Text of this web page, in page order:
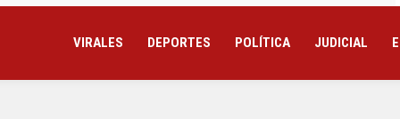
VIRALES DEPORTES POLÍTICA JUDICIAL